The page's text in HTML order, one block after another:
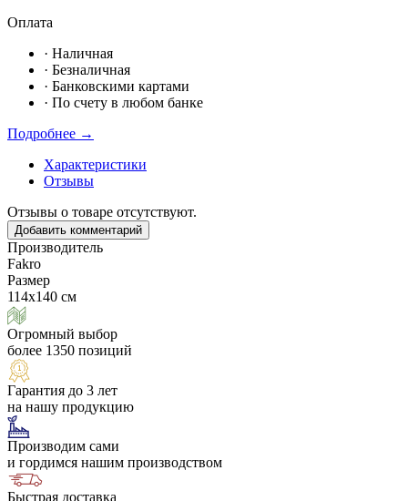
Оплата
· Наличная
· Безналичная
· Банковскими картами
· По счету в любом банке
Подробнее →
Характеристики
Отзывы
Отзывы о товаре отсутствуют.
Добавить комментарий
Производитель
Fakro
Размер
114х140 см
Огромный выбор
более 1350 позиций
Гарантия до 3 лет
на нашу продукцию
Производим сами
и гордимся нашим производством
Быстрая доставка